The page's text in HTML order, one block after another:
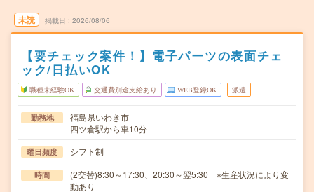
未読 掲載日 2026/08/06
【要チェック案件！】電子パーツの表面チェ
ック/日払いOK
職種未経験OK 交通費別途支給あり WEB登録OK 派遣
勤務地
福島県いわき市
四ツ倉駅から車10分
曜日頻度 シフト制
時間
(2交替)8:30～17:30、20:30～翌5:30 ※生産状況により変
動あり